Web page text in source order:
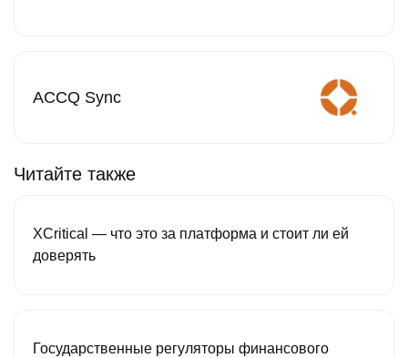
ACCQ Sync
Читайте также
XCritical — что это за платформа и стоит ли ей
доверять
Государственные регуляторы финансового